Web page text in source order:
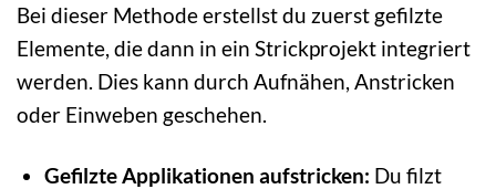
Bei dieser Methode erstellst du zuerst gefilzte
Elemente, die dann in ein Strickprojekt integriert
werden. Dies kann durch Aufnähen, Anstricken
oder Einweben geschehen.
Gefilzte Applikationen aufstricken: Du filzt